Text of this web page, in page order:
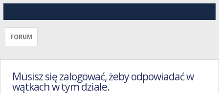
FORUM
Musisz się zalogować, żeby odpowiadać w
wątkach w tym dziale.